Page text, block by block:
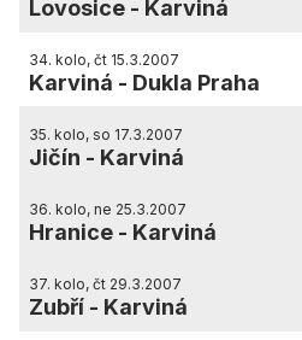
Lovosice - Karviná
34. kolo, čt 15.3.2007
Karviná - Dukla Praha
35. kolo, so 17.3.2007
Jičín - Karviná
36. kolo, ne 25.3.2007
Hranice - Karviná
37. kolo, čt 29.3.2007
Zubří - Karviná